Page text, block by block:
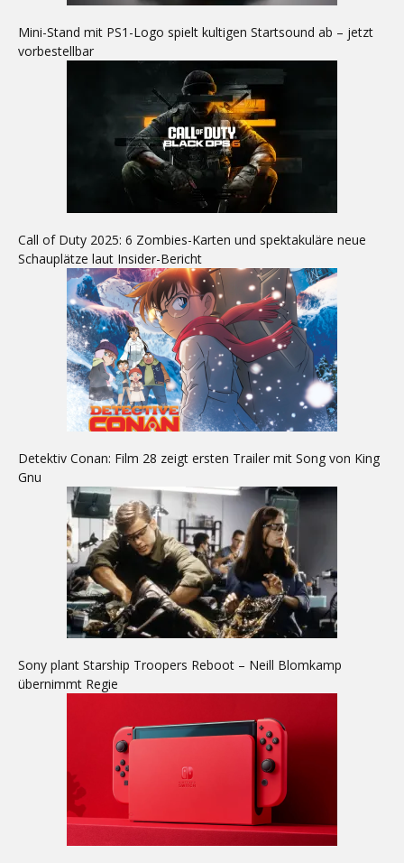
Mini-Stand mit PS1-Logo spielt kultigen Startsound ab – jetzt
vorbestellbar
Call of Duty 2025: 6 Zombies-Karten und spektakuläre neue
Schauplätze laut Insider-Bericht
Detektiv Conan: Film 28 zeigt ersten Trailer mit Song von King
Gnu
Sony plant Starship Troopers Reboot – Neill Blomkamp
übernimmt Regie